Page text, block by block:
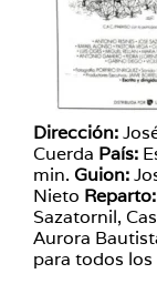
Dirección:
Cuerda País:
min. Guion:
Nieto Reparto:
Sazatornil,
Aurora
para todos